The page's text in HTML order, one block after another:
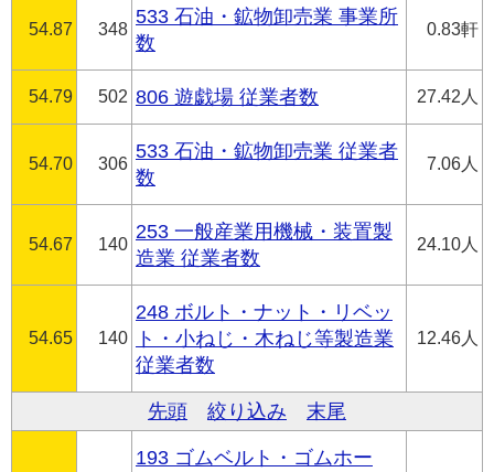
54.87 348
533 石油・鉱物卸売業 事業所
数
0.83軒
54.79 502 806 遊戯場 従業者数 27.42人
54.70 306
533 石油・鉱物卸売業 従業者
数
7.06人
54.67 140
253 一般産業用機械・装置製
造業 従業者数
24.10人
54.65 140
248 ボルト・ナット・リベッ
ト・小ねじ・木ねじ等製造業
従業者数
12.46人
先頭 絞り込み 末尾
193 ゴムベルト・ゴムホー